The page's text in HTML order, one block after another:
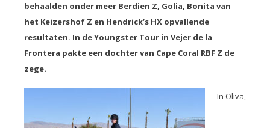
behaalden onder meer Berdien Z, Golia, Bonita van
het Keizershof Z en Hendrick’s HX opvallende
resultaten. In de Youngster Tour in Vejer de la
Frontera pakte een dochter van Cape Coral RBF Z de
zege.
In Oliva,